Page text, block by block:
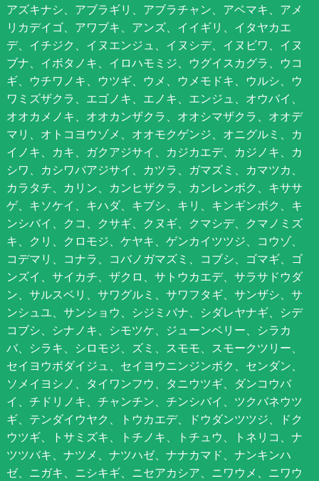
アズキナシ、アブラギリ、アブラチャン、アベマキ、アメ
リカデイゴ、アワブキ、アンズ、イイギリ、イタヤカエ
デ、イチジク、イヌエンジュ、イヌシデ、イヌビワ、イヌ
ブナ、イボタノキ、イロハモミジ、ウグイスカグラ、ウコ
ギ、ウチワノキ、ウツギ、ウメ、ウメモドキ、ウルシ、ウ
ワミズザクラ、エゴノキ、エノキ、エンジュ、オウバイ、
オオカメノキ、オオカンザクラ、オオシマザクラ、オオデ
マリ、オトコヨウゾメ、オオモクゲンジ、オニグルミ、カ
イノキ、カキ、ガクアジサイ、カジカエデ、カジノキ、カ
シワ、カシワバアジサイ、カツラ、ガマズミ、カマツカ、
カラタチ、カリン、カンヒザクラ、カンレンボク、キササ
ゲ、キソケイ、キハダ、キブシ、キリ、キンギンボク、キ
ンシバイ、クコ、クサギ、クヌギ、クマシデ、クマノミズ
キ、クリ、クロモジ、ケヤキ、ゲンカイツツジ、コウゾ、
コデマリ、コナラ、コバノガマズミ、コブシ、ゴマギ、ゴ
ンズイ、サイカチ、ザクロ、サトウカエデ、サラサドウダ
ン、サルスベリ、サワグルミ、サワフタギ、サンザシ、サ
ンシュユ、サンショウ、シジミバナ、シダレヤナギ、シデ
コブシ、シナノキ、シモツケ、ジューンベリー、シラカ
バ、シラキ、シロモジ、ズミ、スモモ、スモークツリー、
セイヨウボダイジュ、セイヨウニンジンボク、センダン、
ソメイヨシノ、タイワンフウ、タニウツギ、ダンコウバ
イ、チドリノキ、チャンチン、チンシバイ、ツクバネウツ
ギ、テンダイウヤク、トウカエデ、ドウダンツツジ、ドク
ウツギ、トサミズキ、トチノキ、トチュウ、トネリコ、ナ
ツツバキ、ナツメ、ナツハゼ、ナナカマド、ナンキンハ
ゼ、ニガキ、ニシキギ、ニセアカシア、ニワウメ、ニワウ